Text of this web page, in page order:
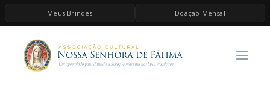
Meus Brindes Doação Mensal
HOME
A ASSOCIAÇÃO